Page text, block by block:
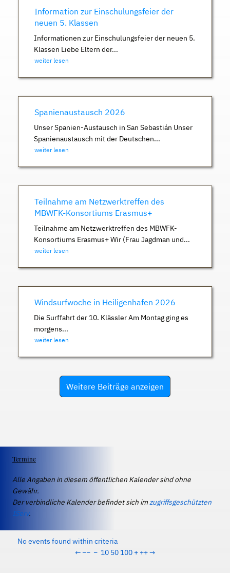
Information zur Einschulungsfeier der
neuen 5. Klassen
Informationen zur Einschulungsfeier der neuen 5.
Klassen Liebe Eltern der...
weiter lesen
Spanienaustausch 2026
Unser Spanien-Austausch in San Sebastián Unser
Spanienaustausch mit der Deutschen...
weiter lesen
Teilnahme am Netzwerktreffen des
MBWFK-Konsortiums Erasmus+
Teilnahme am Netzwerktreffen des MBWFK-
Konsortiums Erasmus+ Wir (Frau Jagdman und...
weiter lesen
Windsurfwoche in Heiligenhafen 2026
Die Surffahrt der 10. Klässler Am Montag ging es
morgens...
weiter lesen
Weitere Beiträge anzeigen
Termine
Alle Angaben in diesem öffentlichen Kalender sind ohne
Gewähr.
Der verbindliche Kalender befindet sich imzugriffsgeschützten
IServ.
No events found within criteria
← −− − 10 50 100 + ++→